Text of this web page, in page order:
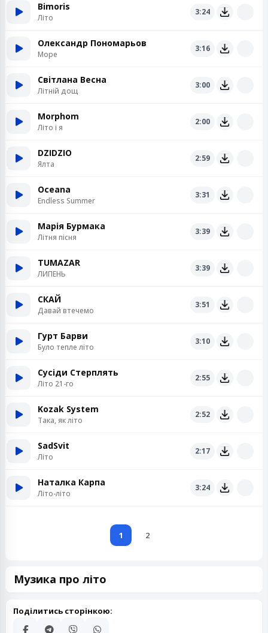
Bimoris
Літо
3:24
Олександр Пономарьов
Море
3:16
Світлана Весна
Літній дощ
3:00
Morphom
Літо і я
2:00
DZIDZIO
Ялта
2:59
Oceana
Endless Summer
3:31
Марія Бурмака
Літня пісня
3:39
TUMAZAR
ЛИПЕНЬ
3:39
СКАЙ
Давай втечемо
3:51
Гурт Барви
Було тепле літо
3:10
Сусіди Стерплять
Літо 21-го
2:55
Kozak System
Така, як літо
2:52
SadSvit
Літо
2:17
Наталка Карпа
Літо-літо
3:24
1 2
Музика про літо
Поділитись сторінкою: